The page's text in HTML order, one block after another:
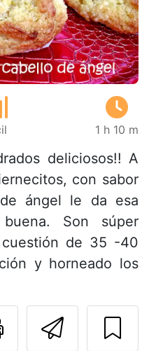
1 h 10 m
deliciosos!! A
con sabor
ángel le da esa
Son súper
de 35 -40
y horneado los
Imprimir
al autor